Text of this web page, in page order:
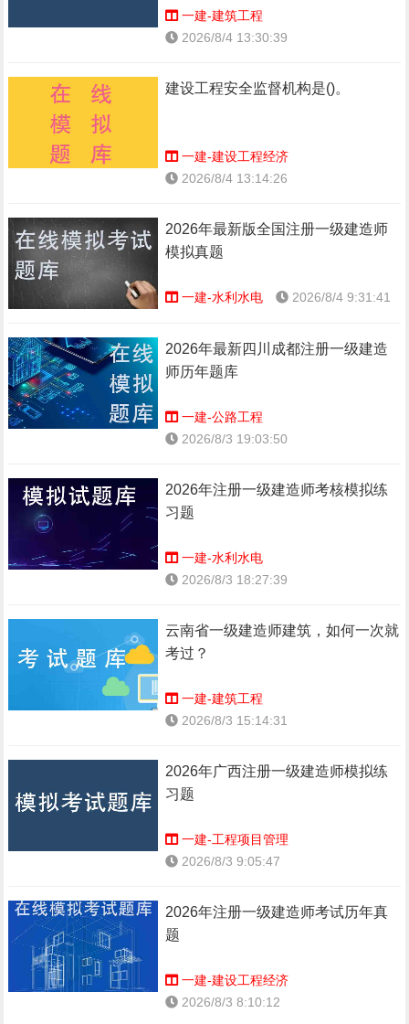
一建-建筑工程
2026/8/4 13:30:39
建设工程安全监督机构是()。
一建-建设工程经济
2026/8/4 13:14:26
2026年最新版全国注册一级建造师
模拟真题
一建-水利水电 2026/8/4 9:31:41
2026年最新四川成都注册一级建造
师历年题库
一建-公路工程
2026/8/3 19:03:50
2026年注册一级建造师考核模拟练
习题
一建-水利水电
2026/8/3 18:27:39
云南省一级建造师建筑，如何一次就
考过？
一建-建筑工程
2026/8/3 15:14:31
2026年广西注册一级建造师模拟练
习题
一建-工程项目管理
2026/8/3 9:05:47
2026年注册一级建造师考试历年真
题
一建-建设工程经济
2026/8/3 8:10:12